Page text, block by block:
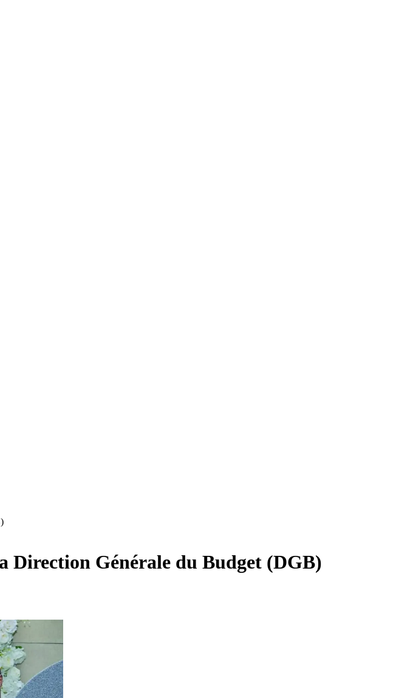
Direction Générale du Budget (DGB)